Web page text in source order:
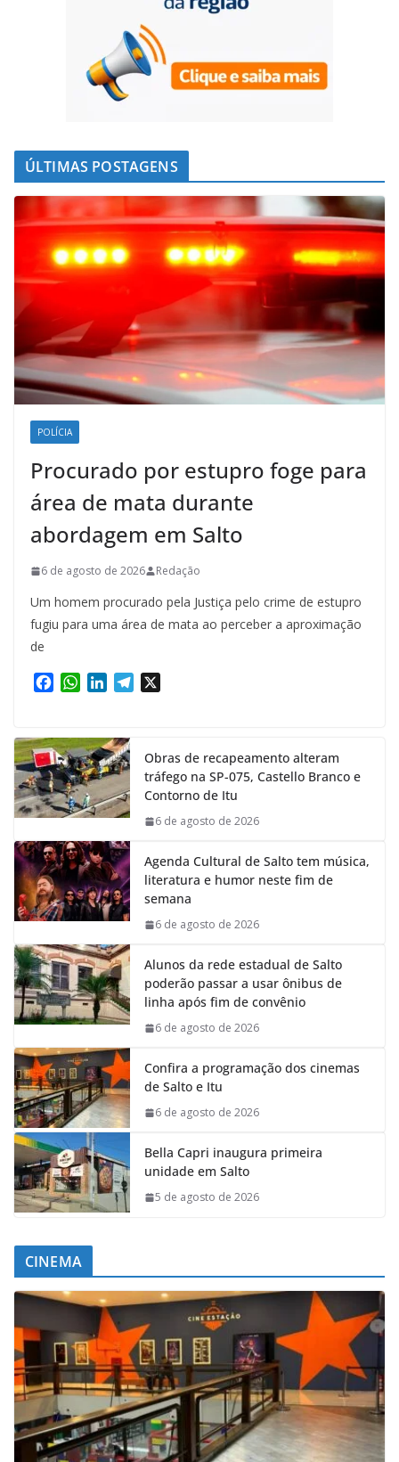
ÚLTIMAS POSTAGENS
POLÍCIA
Procurado por estupro foge para
área de mata durante
abordagem em Salto
6 de agosto de 2026 Redação
Um homem procurado pela Justiça pelo crime de estupro
fugiu para uma área de mata ao perceber a aproximação
de
e
b
o
o
k
W
t
s
A
p
p
k
e
d
I
n
m
Obras de recapeamento alteram
tráfego na SP-075, Castello Branco e
Contorno de Itu
6 de agosto de 2026
Agenda Cultural de Salto tem música,
literatura e humor neste fim de
semana
6 de agosto de 2026
Alunos da rede estadual de Salto
poderão passar a usar ônibus de
linha após fim de convênio
6 de agosto de 2026
Confira a programação dos cinemas
de Salto e Itu
6 de agosto de 2026
Bella Capri inaugura primeira
unidade em Salto
5 de agosto de 2026
CINEMA